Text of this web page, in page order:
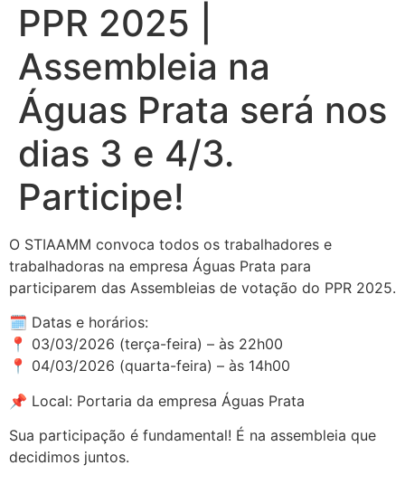
PPR 2025 |
Assembleia na
Águas Prata será nos
dias 3 e 4/3.
Participe!
O STIAAMM convoca todos os trabalhadores e
trabalhadoras na empresa Águas Prata para
participarem das Assembleias de votação do PPR 2025.
🗓 Datas e horários:
📍 03/03/2026 (terça-feira) – às 22h00
📍 04/03/2026 (quarta-feira) – às 14h00
📌 Local: Portaria da empresa Águas Prata
Sua participação é fundamental! É na assembleia que
decidimos juntos.